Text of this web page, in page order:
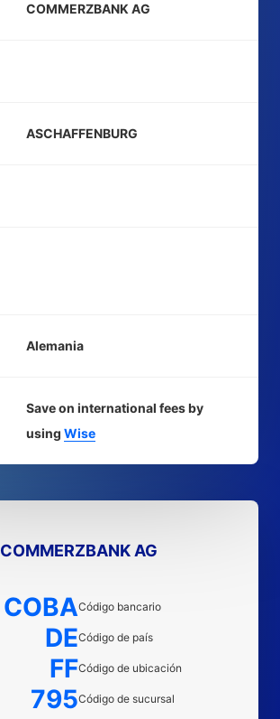
COMMERZBANK AG
ASCHAFFENBURG
Alemania
Save on international fees by
using Wise
COMMERZBANK AG
COBACódigo bancario
DECódigo de país
FFCódigo de ubicación
795Código de sucursal